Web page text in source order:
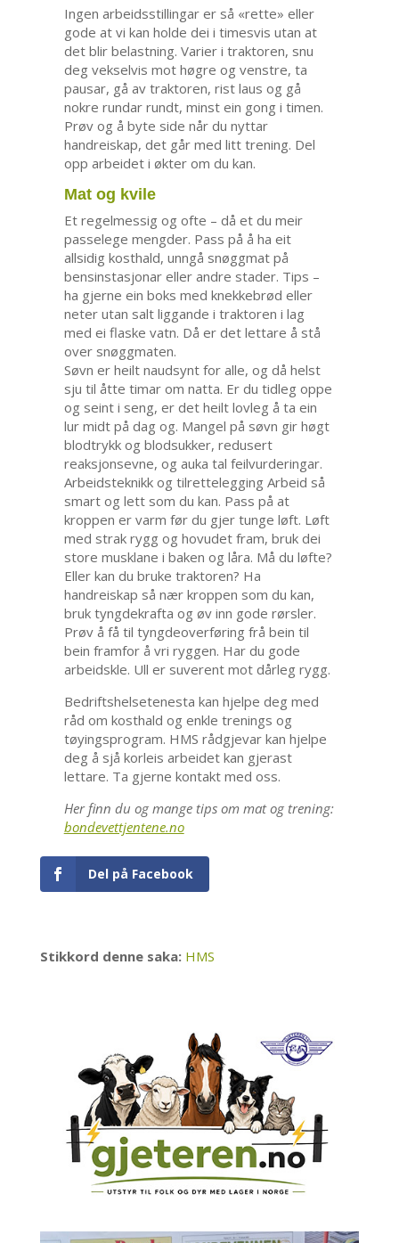
Ingen arbeidsstillingar er så «rette» eller
gode at vi kan holde dei i timesvis utan at
det blir belastning. Varier i traktoren, snu
deg vekselvis mot høgre og venstre, ta
pausar, gå av traktoren, rist laus og gå
nokre rundar rundt, minst ein gong i timen.
Prøv og å byte side når du nyttar
handreiskap, det går med litt trening. Del
opp arbeidet i økter om du kan.
Mat og kvile
Et regelmessig og ofte – då et du meir
passelege mengder. Pass på å ha eit
allsidig kosthald, unngå snøggmat på
bensinstasjonar eller andre stader. Tips –
ha gjerne ein boks med knekkebrød eller
neter utan salt liggande i traktoren i lag
med ei flaske vatn. Då er det lettare å stå
over snøggmaten.
Søvn er heilt naudsynt for alle, og då helst
sju til åtte timar om natta. Er du tidleg oppe
og seint i seng, er det heilt lovleg å ta ein
lur midt på dag og. Mangel på søvn gir høgt
blodtrykk og blodsukker, redusert
reaksjonsevne, og auka tal feilvurderingar.
Arbeidsteknikk og tilrettelegging Arbeid så
smart og lett som du kan. Pass på at
kroppen er varm før du gjer tunge løft. Løft
med strak rygg og hovudet fram, bruk dei
store musklane i baken og låra. Må du løfte?
Eller kan du bruke traktoren? Ha
handreiskap så nær kroppen som du kan,
bruk tyngdekrafta og øv inn gode rørsler.
Prøv å få til tyngdeoverføring frå bein til
bein framfor å vri ryggen. Har du gode
arbeidskle. Ull er suverent mot dårleg rygg.
Bedriftshelsetenesta kan hjelpe deg med
råd om kosthald og enkle trenings og
tøyingsprogram. HMS rådgjevar kan hjelpe
deg å sjå korleis arbeidet kan gjerast
lettare. Ta gjerne kontakt med oss.
Her finn du og mange tips om mat og trening:
bondevettjentene.no
Del på Facebook
Stikkord denne saka: HMS